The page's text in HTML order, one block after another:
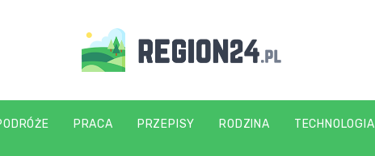
region24.pl
PRACA PRZEPISY RODZINA TECHNOLOGIA